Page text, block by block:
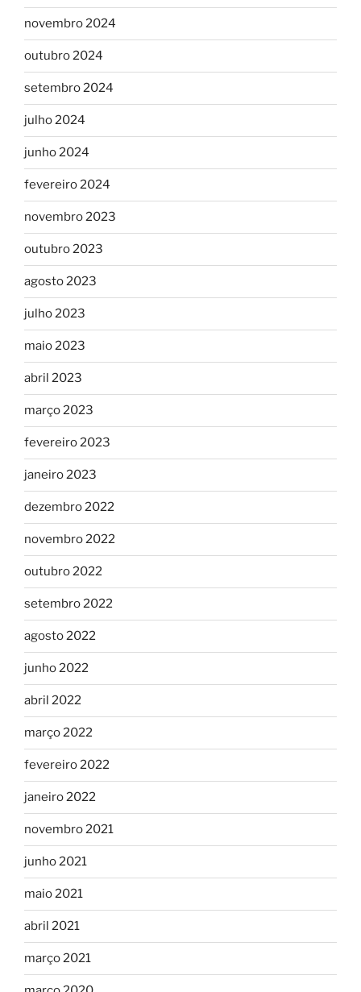
novembro 2024
outubro 2024
setembro 2024
julho 2024
junho 2024
fevereiro 2024
novembro 2023
outubro 2023
agosto 2023
julho 2023
maio 2023
abril 2023
março 2023
fevereiro 2023
janeiro 2023
dezembro 2022
novembro 2022
outubro 2022
setembro 2022
agosto 2022
junho 2022
abril 2022
março 2022
fevereiro 2022
janeiro 2022
novembro 2021
junho 2021
maio 2021
abril 2021
março 2021